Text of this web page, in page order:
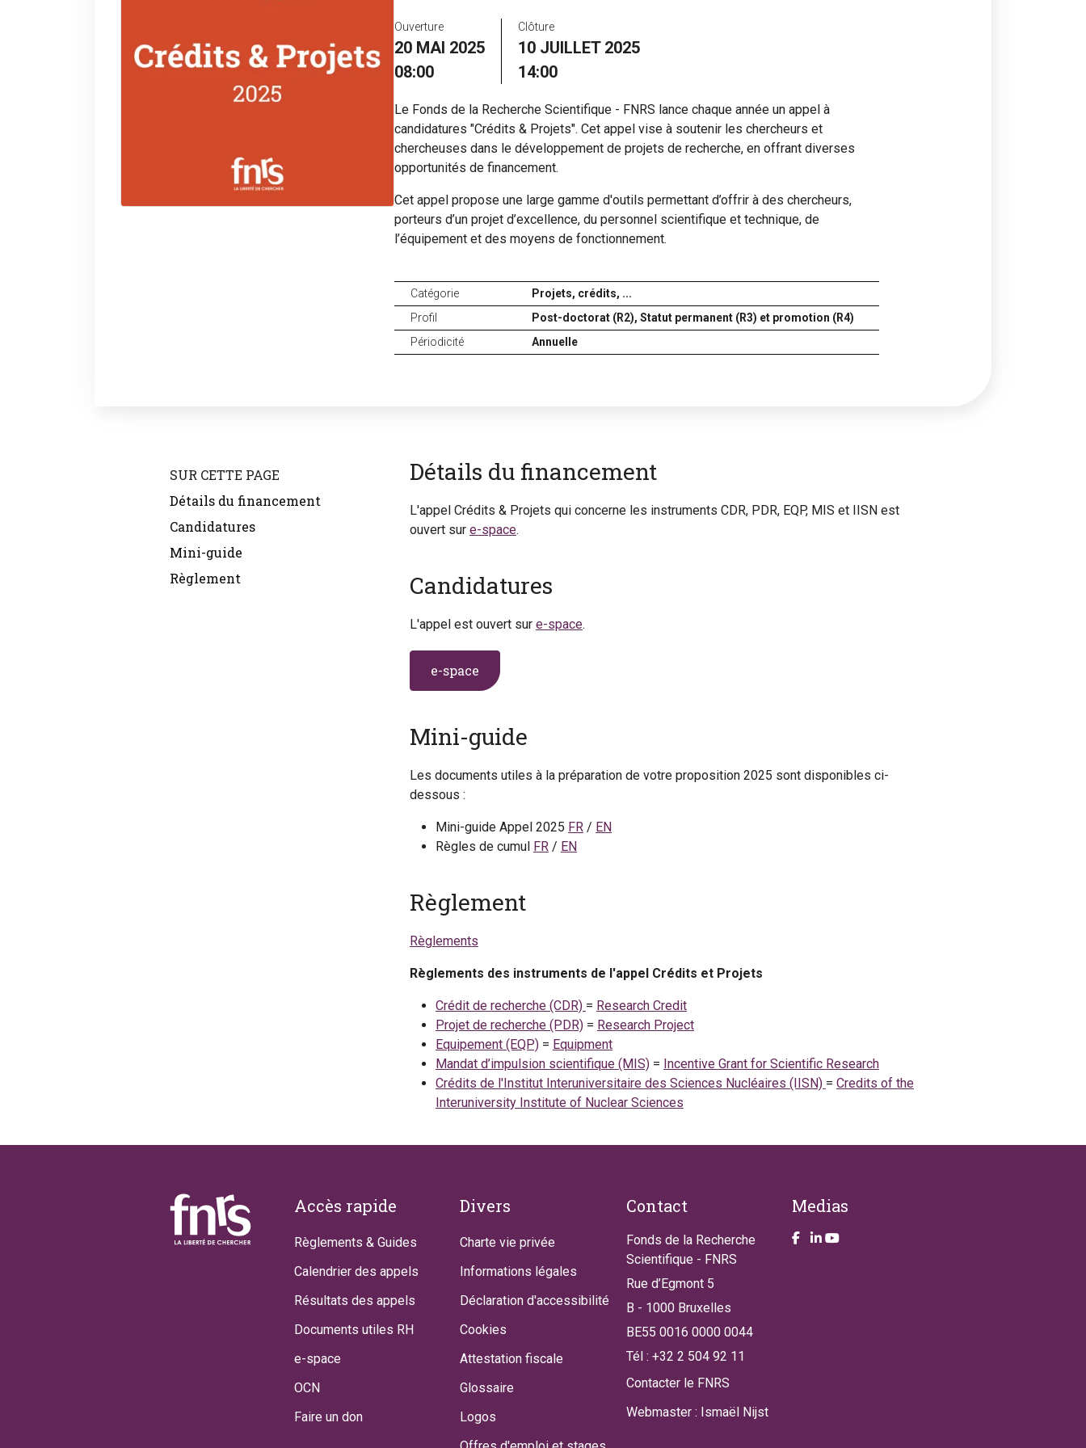
Ouverture
20 MAI 2025
08:00
Clôture
10 JUILLET 2025
14:00
Le Fonds de la Recherche Scientifique - FNRS lance chaque année un appel à
candidatures "Crédits & Projets". Cet appel vise à soutenir les chercheurs et
chercheuses dans le développement de projets de recherche, en offrant diverses
opportunités de financement.
Cet appel propose une large gamme d'outils permettant d’offrir à des chercheurs,
porteurs d’un projet d’excellence, du personnel scientifique et technique, de
l’équipement et des moyens de fonctionnement.
Catégorie
Projets, crédits, ...
Profil
Post-doctorat (R2), Statut permanent (R3) et promotion (R4)
Périodicité
Annuelle
SUR CETTE PAGE
Détails du financement
Candidatures
Mini-guide
Règlement
Détails du financement
L'appel Crédits & Projets qui concerne les instruments CDR, PDR, EQP, MIS et IISN est
ouvert sur e-space.
Candidatures
L'appel est ouvert sur e-space.
e-space
Mini-guide
Les documents utiles à la préparation de votre proposition 2025 sont disponibles ci-
dessous :
Mini-guide Appel 2025 FR/ EN
Règles de cumul FR/ EN
Règlement
Règlements
Règlements des instruments de l'appel Crédits et Projets
Crédit de recherche (CDR) = Research Credit
Projet de recherche (PDR)= Research Project
Equipement (EQP)= Equipment
Mandat d’impulsion scientifique (MIS)= Incentive Grant for Scientific Research
Crédits de l'Institut Interuniversitaire des Sciences Nucléaires (IISN) = Credits of the
Interuniversity Institute of Nuclear Sciences
Footer
Accès rapide
Règlements & Guides
Calendrier des appels
Résultats des appels
Documents utiles RH
e-space
OCN
Faire un don
Divers
Charte vie privée
Informations légales
Déclaration d'accessibilité
Cookies
Attestation fiscale
Glossaire
Logos
Contact
Fonds de la Recherche
Scientifique - FNRS
Rue d’Egmont 5
B - 1000 Bruxelles
BE55 0016 0000 0044
Tél : +32 2 504 92 11
Contacter le FNRS
Webmaster : Ismaël Nijst
Medias
Take a look on our facebook page
Take a look on our LinkendIn page